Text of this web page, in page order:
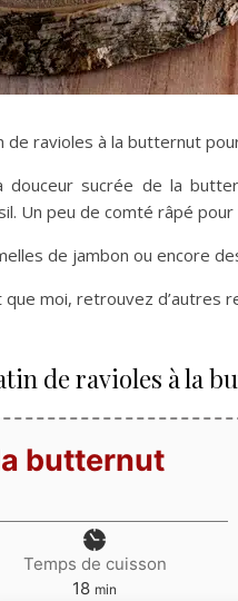
ravioles à la butternut
sucrée de la
Un peu de comté râpé
de jambon ou encore
moi, retrouvez d’autres
de ravioles à la
butternut
Temps de cuisson
18minutes
min